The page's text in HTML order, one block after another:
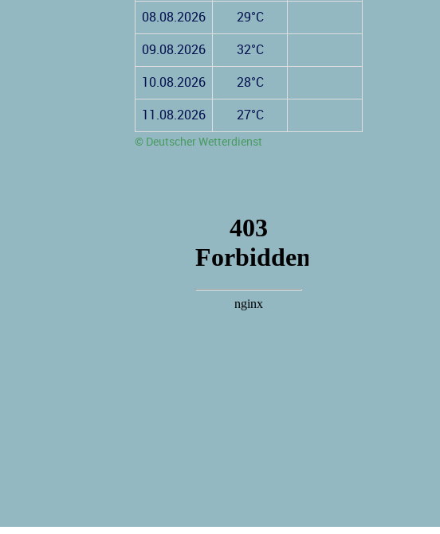
08.08.2026 29°C
09.08.2026 32°C
10.08.2026 28°C
11.08.2026 27°C
© Deutscher Wetterdienst